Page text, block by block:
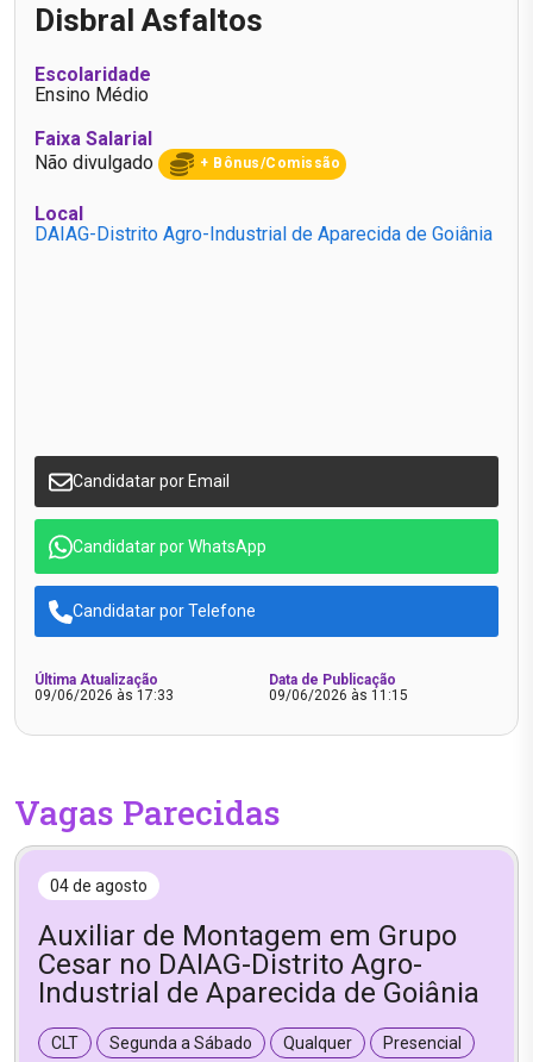
Disbral Asfaltos
Escolaridade
Ensino Médio
Faixa Salarial
Não divulgado
+ Bônus/Comissão
Local
DAIAG-Distrito Agro-Industrial de Aparecida de Goiânia
Candidatar por Email
Candidatar por WhatsApp
Candidatar por Telefone
Última Atualização
09/06/2026 às 17:33
Data de Publicação
09/06/2026 às 11:15
Vagas Parecidas
04 de agosto
Auxiliar de Montagem em Grupo
Cesar no DAIAG-Distrito Agro-
Industrial de Aparecida de Goiânia
CLT Segunda a Sábado Qualquer Presencial